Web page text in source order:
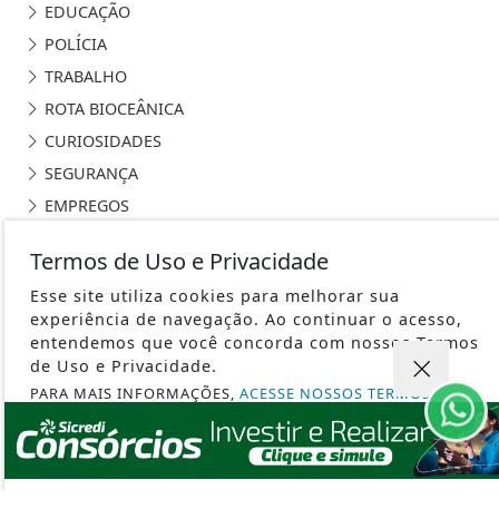
EDUCAÇÃO
POLÍCIA
TRABALHO
ROTA BIOCEÂNICA
CURIOSIDADES
SEGURANÇA
EMPREGOS
PODCAST AGRONOSSO
SILVICULTURA
PORTAL AGRONOSSO - TODOS OS DIREITOS RESERVADOS
TERMOS DE USO E PRIVACIDADE
Termos de Uso e Privacidade
Esse site utiliza cookies para melhorar sua
experiência de navegação. Ao continuar o acesso,
entendemos que você concorda com nossos Termos
de Uso e Privacidade.
PARA MAIS INFORMAÇÕES, ACESSE NOSSOS TERMOS
CLICANDO AQUI
PROSSEGUIR